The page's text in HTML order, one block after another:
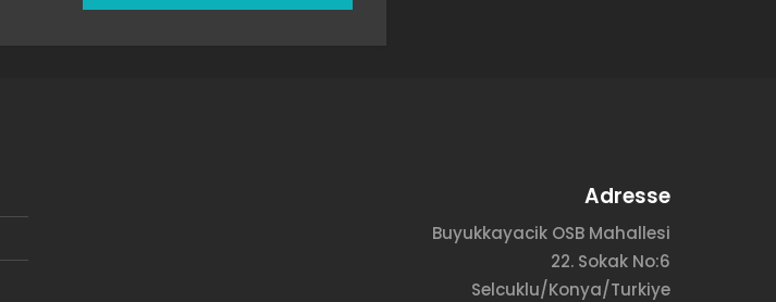
Adresse
Buyukkayacik OSB Mahallesi
22. Sokak No:6
Selcuklu/Konya/Turkiye